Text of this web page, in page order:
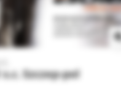
Szczep-pol